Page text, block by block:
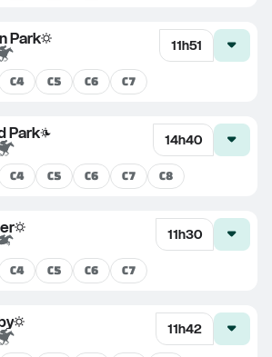
Park 11h51
C4 C5 C6 C7
Park 14h40
C4 C5 C6 C7 C8
11h30
C4 C5 C6 C7
11h42